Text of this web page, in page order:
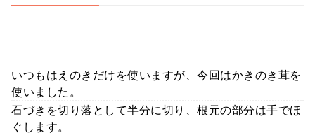
いつもはえのきだけを使いますが、今回はかきのき茸を
使いました。
石づきを切り落として半分に切り、根元の部分は手でほ
ぐします。